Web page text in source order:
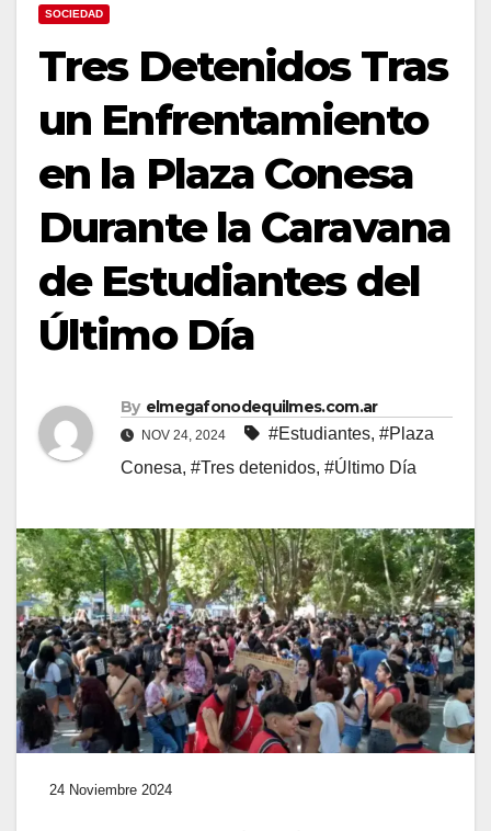
SOCIEDAD
Tres Detenidos Tras
un Enfrentamiento
en la Plaza Conesa
Durante la Caravana
de Estudiantes del
Último Día
By elmegafonodequilmes.com.ar
NOV 24, 2024 #Estudiantes, #Plaza
Conesa, #Tres detenidos, #Último Día
24 Noviembre 2024